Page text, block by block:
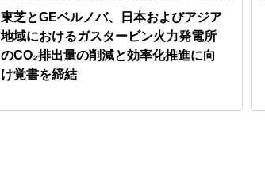
東芝とGEベルノバ、日本およびアジア
地域におけるガスタービン火力発電所
のCO₂排出量の削減と効率化推進に向
け覚書を締結